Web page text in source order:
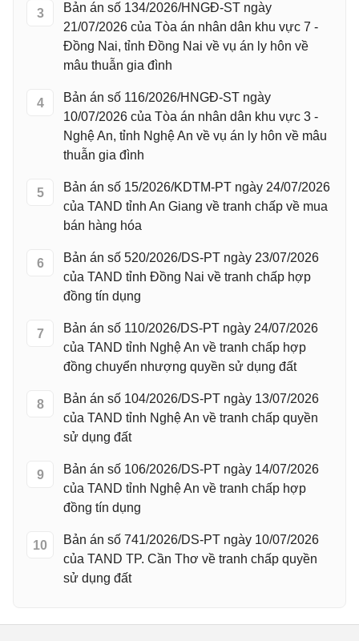
3
Bản án số 134/2026/HNGĐ-ST ngày
21/07/2026 của Tòa án nhân dân khu vực 7 -
Đồng Nai, tỉnh Đồng Nai về vụ án ly hôn về
mâu thuẫn gia đình
4
Bản án số 116/2026/HNGĐ-ST ngày
10/07/2026 của Tòa án nhân dân khu vực 3 -
Nghệ An, tỉnh Nghệ An về vụ án ly hôn về mâu
thuẫn gia đình
5
Bản án số 15/2026/KDTM-PT ngày 24/07/2026
của TAND tỉnh An Giang về tranh chấp về mua
bán hàng hóa
6
Bản án số 520/2026/DS-PT ngày 23/07/2026
của TAND tỉnh Đồng Nai về tranh chấp hợp
đồng tín dụng
7
Bản án số 110/2026/DS-PT ngày 24/07/2026
của TAND tỉnh Nghệ An về tranh chấp hợp
đồng chuyển nhượng quyền sử dụng đất
8
Bản án số 104/2026/DS-PT ngày 13/07/2026
của TAND tỉnh Nghệ An về tranh chấp quyền
sử dụng đất
9
Bản án số 106/2026/DS-PT ngày 14/07/2026
của TAND tỉnh Nghệ An về tranh chấp hợp
đồng tín dụng
10
Bản án số 741/2026/DS-PT ngày 10/07/2026
của TAND TP. Cần Thơ về tranh chấp quyền
sử dụng đất